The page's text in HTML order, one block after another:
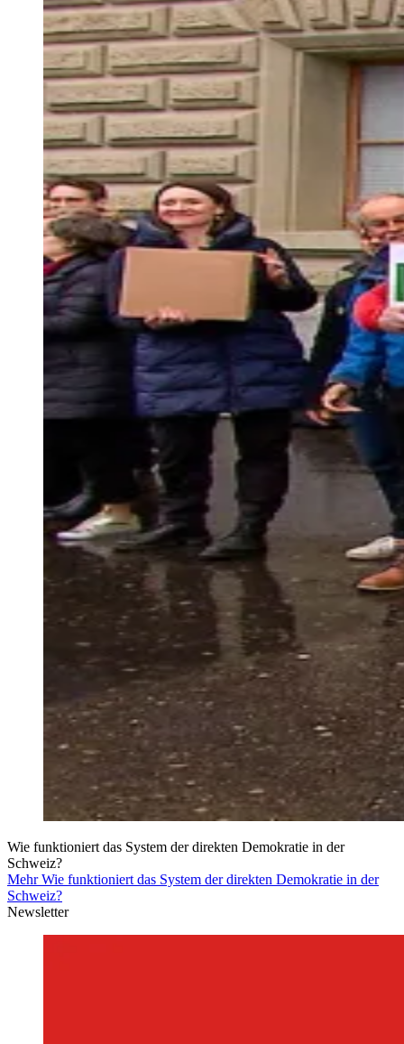
Wie funktioniert das System der direkten Demokratie in der
Schweiz?
Mehr Wie funktioniert das System der direkten Demokratie in der
Schweiz?
Newsletter